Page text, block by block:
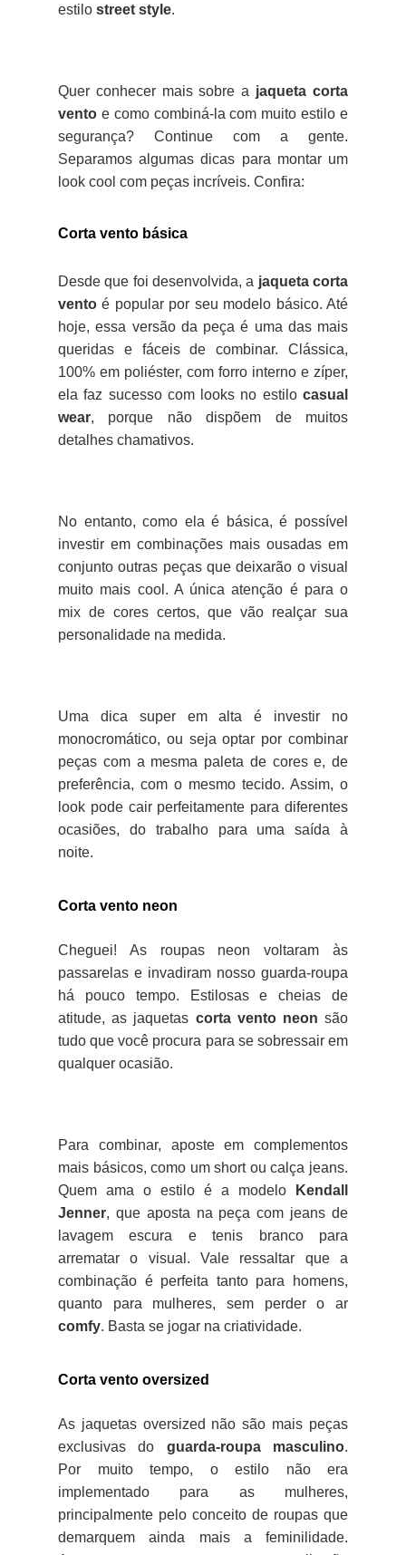
estilo street style.
Quer conhecer mais sobre a jaqueta corta
vento e como combiná-la com muito estilo e
segurança? Continue com a gente.
Separamos algumas dicas para montar um
look cool com peças incríveis. Confira:
Corta vento básica
Desde que foi desenvolvida, a jaqueta corta
vento é popular por seu modelo básico. Até
hoje, essa versão da peça é uma das mais
queridas e fáceis de combinar. Clássica,
100% em poliéster, com forro interno e zíper,
ela faz sucesso com looks no estilo casual
wear, porque não dispõem de muitos
detalhes chamativos.
No entanto, como ela é básica, é possível
investir em combinações mais ousadas em
conjunto outras peças que deixarão o visual
muito mais cool. A única atenção é para o
mix de cores certos, que vão realçar sua
personalidade na medida.
Uma dica super em alta é investir no
monocromático, ou seja optar por combinar
peças com a mesma paleta de cores e, de
preferência, com o mesmo tecido. Assim, o
look pode cair perfeitamente para diferentes
ocasiões, do trabalho para uma saída à
noite.
Corta vento neon
Cheguei! As roupas neon voltaram às
passarelas e invadiram nosso guarda-roupa
há pouco tempo. Estilosas e cheias de
atitude, as jaquetas corta vento neon são
tudo que você procura para se sobressair em
qualquer ocasião.
Para combinar, aposte em complementos
mais básicos, como um short ou calça jeans.
Quem ama o estilo é a modelo
Kendall
Jenner, que aposta na peça com jeans de
lavagem escura e tenis branco para
arrematar o visual. Vale ressaltar que a
combinação é perfeita tanto para homens,
quanto para mulheres, sem perder o ar
comfy. Basta se jogar na criatividade.
Corta vento oversized
As jaquetas oversized não são mais peças
exclusivas do guarda-roupa masculino.
Por muito tempo, o estilo não era
implementado para as mulheres,
principalmente pelo conceito de roupas que
demarquem ainda mais a feminilidade.